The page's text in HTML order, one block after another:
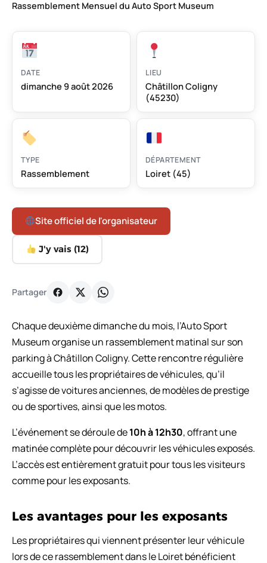
Rassemblement Mensuel du Auto Sport Museum
DATE
dimanche 9 août 2026
LIEU
Châtillon Coligny
(45230)
TYPE
Rassemblement
DÉPARTEMENT
Loiret (45)
Site officiel de l'organisateur
J'y vais (12)
Partager
Chaque deuxième dimanche du mois, l’Auto Sport
Museum organise un rassemblement matinal sur son
parking à Châtillon Coligny. Cette rencontre régulière
accueille tous les propriétaires de véhicules, qu’il
s’agisse de voitures anciennes, de modèles de prestige
ou de sportives, ainsi que les motos.
L’événement se déroule de10h à 12h30, offrant une
matinée complète pour découvrir les véhicules exposés.
L’accès est entièrement gratuit pour tous les visiteurs
comme pour les exposants.
Les avantages pour les exposants
Les propriétaires qui viennent présenter leur véhicule
lors de ce rassemblement dans le Loiret bénéficient